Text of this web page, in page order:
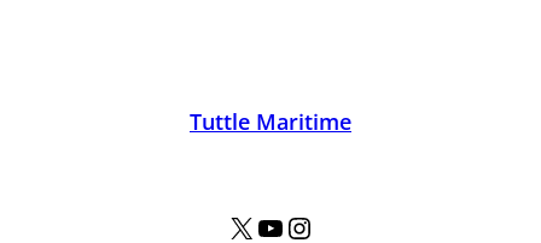
Tuttle Maritime
X YouTube Instagram